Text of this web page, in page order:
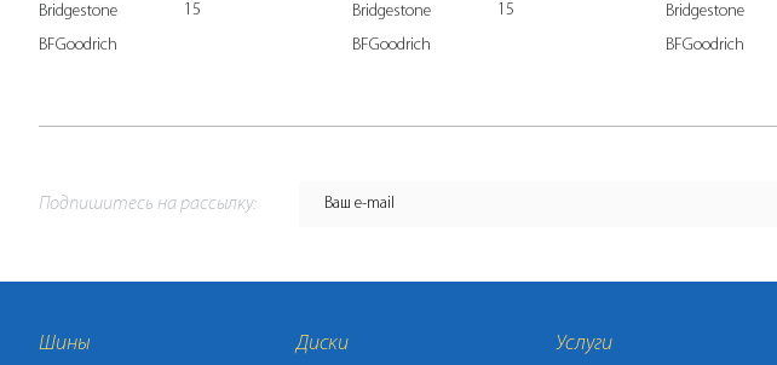
Bridgestone
15
BFGoodrich
Bridgestone
15
BFGoodrich
Bridgestone
BFGoodrich
Подпишитесь на рассылку:
Шины Диски Услуги